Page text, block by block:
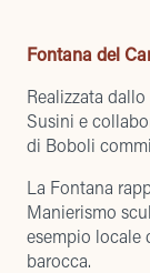
Fontana del
Realizzata
Susini e
di Boboli
La Fontana
Manierismo
esempio locale
barocca.